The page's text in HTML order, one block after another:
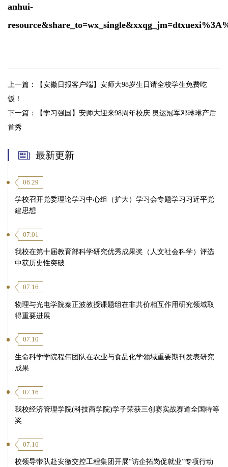
anhui-
上一篇：
【安徽日报客户端】安师大98岁生日请全校学生免费吃
饭！
下一篇：
【学习强国】安师大迎来98周年校庆 奥运冠军邓琳琳产后
首秀
最新更新
06.29
学校召开党委理论学习中心组（扩大）学习会专题学习习近平党
建思想
07.01
我校在第十届教育部科学研究优秀成果奖（人文社会科学）评选
中获历史性突破
07.16
物理与光电学院秦正波教授课题组在非共价相互作用研究领域取
得重要进展
07.10
生命科学学院程伟团队在农业与食品化学领域重要期刊发表研究
成果
07.16
我校经济管理学院(科技商学院)学子荣获三创赛实战赛道全国特等
奖
07.16
校领导带队赴安徽交控工程集团开展“访企拓岗促就业”专项行动